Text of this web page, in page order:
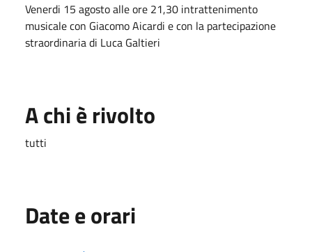
Venerdi 15 agosto alle ore 21,30 intrattenimento
musicale con Giacomo Aicardi e con la partecipazione
straordinaria di Luca Galtieri
A chi è rivolto
tutti
Date e orari